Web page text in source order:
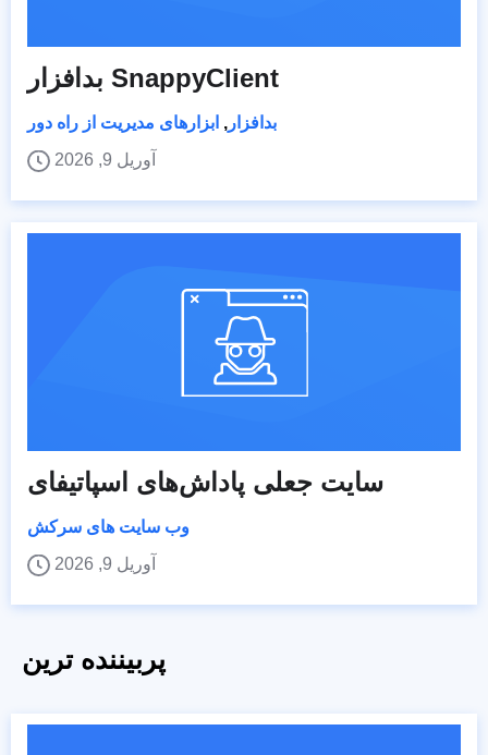
بدافزار SnappyClient
بدافزار , ابزارهای مدیریت از راه دور
آوریل 9, 2026
سایت جعلی پاداش‌های اسپاتیفای
وب سایت های سرکش
آوریل 9, 2026
پربیننده ترین